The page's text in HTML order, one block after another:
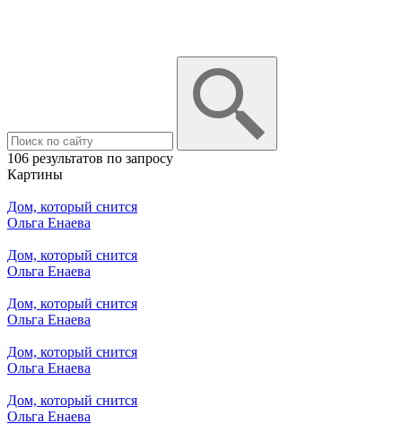
106 результатов по запросу
Картины
Дом, который снится
Ольга Енаева
Дом, который снится
Ольга Енаева
Дом, который снится
Ольга Енаева
Дом, который снится
Ольга Енаева
Дом, который снится
Ольга Енаева